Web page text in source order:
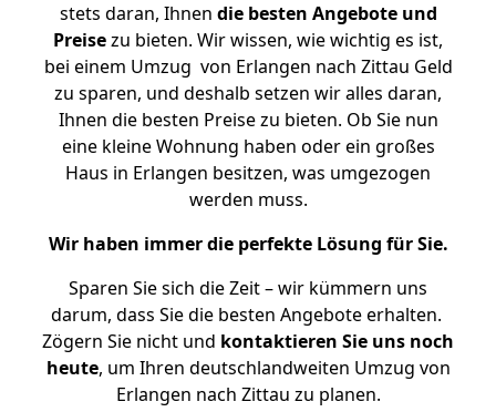
stets daran, Ihnen die besten Angebote und
Preisezu bieten. Wir wissen, wie wichtig es ist,
bei einem Umzug von Erlangen nach Zittau Geld
zu sparen, und deshalb setzen wir alles daran,
Ihnen die besten Preise zu bieten. Ob Sie nun
eine kleine Wohnung haben oder ein großes
Haus in Erlangen besitzen, was umgezogen
werden muss.
Wir haben immer die perfekte Lösung für Sie.
Sparen Sie sich die Zeit – wir kümmern uns
darum, dass Sie die besten Angebote erhalten.
Zögern Sie nicht und kontaktieren Sie uns noch
heute, um Ihren deutschlandweiten Umzug von
Erlangen nach Zittau zu planen.